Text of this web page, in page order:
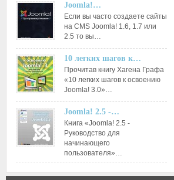
Joomla!…
Если вы часто создаете сайты
на CMS Joomla! 1.6, 1.7 или
2.5 то вы…
10 легких шагов к…
Прочитав книгу Хагена Графа
«10 легких шагов к освоению
Joomla! 3.0»…
Joomla! 2.5 -…
Книга «Joomla! 2.5 -
Руководство для
начинающего
пользователя»…